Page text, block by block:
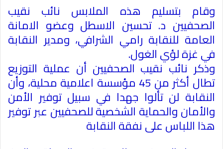
وقام بتسليم هذه الملابس نائب نقيب
الصحفيين د. تحسين الاسطل وعضو الامانة
العامة للنقابة رامي الشرافي، ومدير النقابة
في غزة لؤي الغول.
وذكر نائب نقيب الصحفيين أن عملية التوزيع
تطال أكثر من 45 مؤسسة اعلامية محلية، وأن
النقابة لن تألوا جهدا في سبيل توفير الأمن
والأمان والحماية الشخصية للصحفيين عبر توفير
هذا اللباس على نفقة النقابة